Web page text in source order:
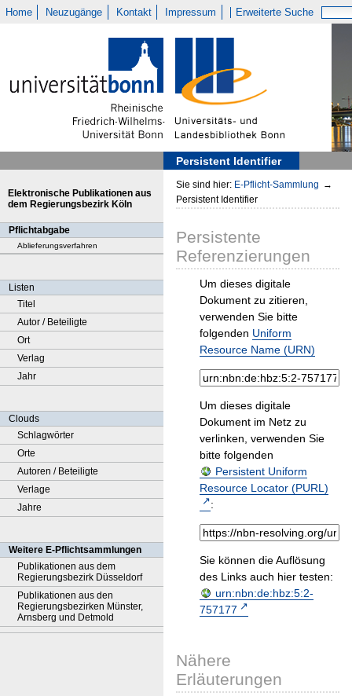
Home Neuzugänge Kontakt Impressum Erweiterte Suche
Persistent Identifier
Elektronische Publikationen aus
dem Regierungsbezirk Köln
Pflichtabgabe
Ablieferungsverfahren
Listen
Titel
Autor / Beteiligte
Ort
Verlag
Jahr
Clouds
Schlagwörter
Orte
Autoren / Beteiligte
Verlage
Jahre
Weitere E-Pflichtsammlungen
Publikationen aus dem
Regierungsbezirk Düsseldorf
Publikationen aus den
Regierungsbezirken Münster,
Arnsberg und Detmold
Sie sind hier: E-Pflicht-Sammlung →
Persistent Identifier
Persistente
Referenzierungen
Um dieses digitale
Dokument zu zitieren,
verwenden Sie bitte
folgenden Uniform
Resource Name (URN)
Um dieses digitale
Dokument im Netz zu
verlinken, verwenden Sie
bitte folgenden
Persistent Uniform
Resource Locator (PURL)
:
Sie können die Auflösung
des Links auch hier testen:
urn:nbn:de:hbz:5:2-
757177
Nähere
Erläuterungen